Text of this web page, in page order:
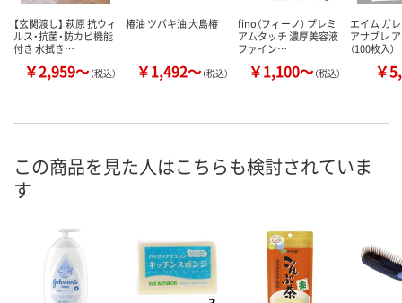
【玄関渡し】 萩原 抗ウィ
ルス・抗菌・防カビ機能
付き 水拭き…
￥2,959～（税込）
椿油 ツバキ油 大島椿
￥1,492～（税込）
fino（フィーノ） プレミ
アムタッチ 濃厚美容液
ファイン…
￥1,100～（税込）
エイム ガ
アサブレ
（100枚入）
￥
この商品を見た人はこちらも検討されていま
す